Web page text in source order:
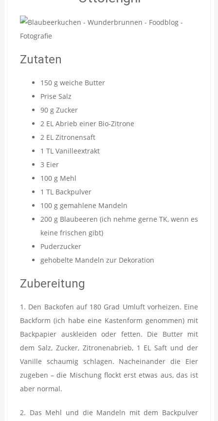
Zutaten
150 g weiche Butter
Prise Salz
90 g Zucker
2 EL Abrieb einer Bio-Zitrone
2 EL Zitronensaft
1 TL Vanilleextrakt
3 Eier
100 g Mehl
1 TL Backpulver
100 g gemahlene Mandeln
200 g Blaubeeren (ich nehme gerne TK, wenn es
keine frischen gibt)
Puderzucker
gehobelte Mandeln zur Dekoration
Zubereitung
1. Den Backofen auf 180 Grad Umluft vorheizen. Eine
Backform (ich habe eine Kastenform genommen) mit
Backpapier auskleiden oder fetten. Die Butter mit
dem Salz, Zucker, Zitronenabrieb, 1 EL Saft und der
Vanille schaumig schlagen. Nacheinander die Eier
zugeben – die Mischung flockt erst etwas aus, das ist
aber normal.
2. Das Mehl und die Mandeln mit dem Backpulver